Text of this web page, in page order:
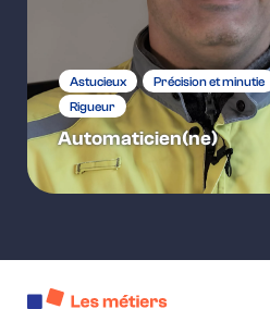
Astucieux
Précision et minutie
Rigueur
Automaticien(ne)